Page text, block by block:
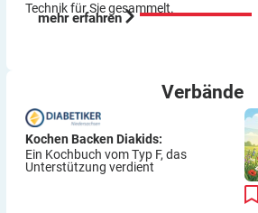
Technik für Sie gesammelt.
mehr erfahren
Verbände
Kochen Backen Diakids:
Ein Kochbuch vom Typ F, das
Unterstützung verdient